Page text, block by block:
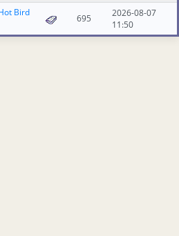
Bird
695
2026-08-07
11:50